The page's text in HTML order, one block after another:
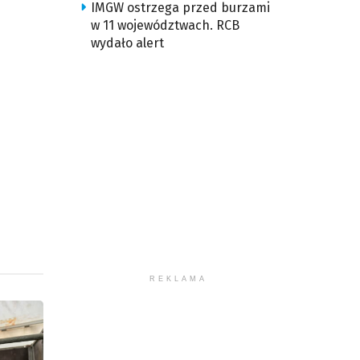
IMGW ostrzega przed burzami
w 11 województwach. RCB
wydało alert
REKLAMA